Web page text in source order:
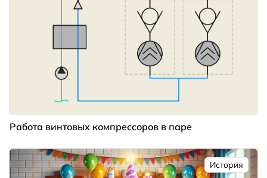
Работа винтовых компрессоров в паре
История